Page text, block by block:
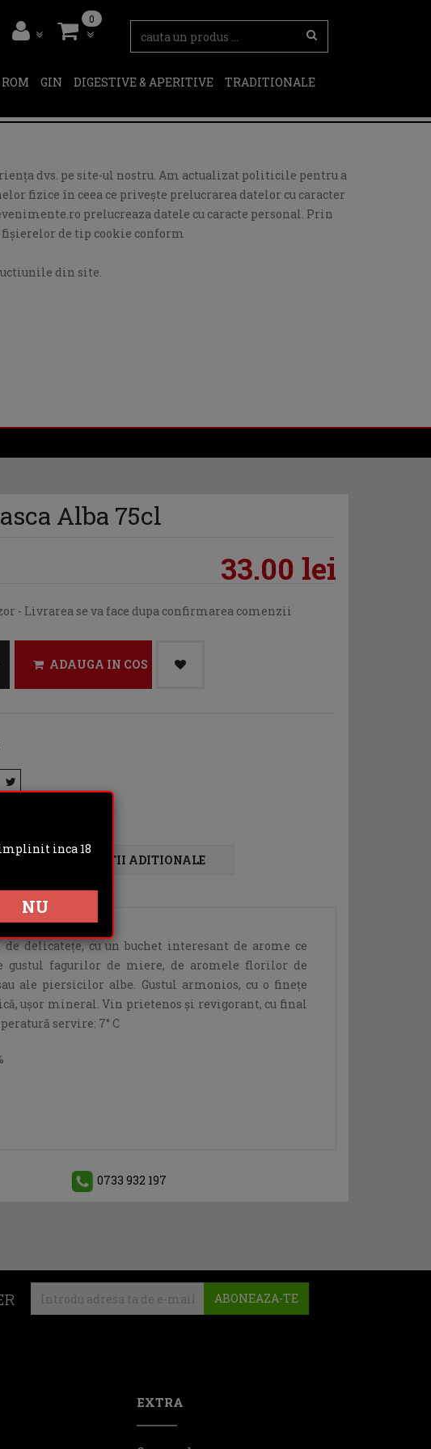
0
ROM GIN DIGESTIVE & APERITIVE
TRADITIONALE
dvs. pe site-ul nostru. Am actualizat politicile pentru a
fizice în ceea ce privește prelucrarea datelor cu caracter
prelucreaza datele cu caracte personal. Prin
de tip cookie conform
din site.
Alba 75cl
33.00 lei
- Livrarea se va face dupa confirmarea comenzii
ADAUGA IN COS
INFORMATII ADITIONALE
delicatețe, cu un buchet interesant de arome ce
gustul fagurilor de miere, de aromele florilor de
ale piersicilor albe. Gustul armonios, cu o finețe
ușor mineral. Vin prietenos şi revigorant, cu final
servire: 7° C
0733 932 197
ABONEAZA-TE
EXTRA
implinit inca 18
NU